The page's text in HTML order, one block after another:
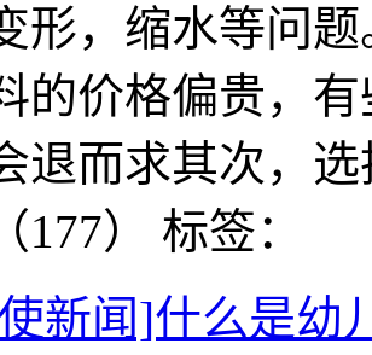
形，缩水等问
的价格偏贵，
退而求其次，
177） 标签：
新闻]什么是幼